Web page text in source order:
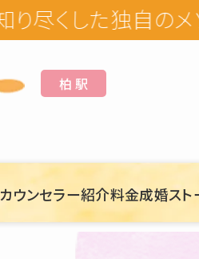
柏 駅
カウンセラー紹介料金成婚スト